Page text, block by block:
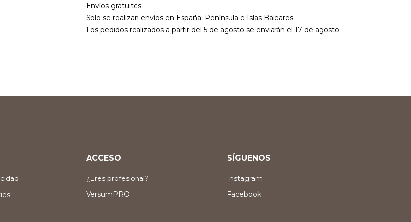
Envíos gratuitos.
Solo se realizan envíos en España: Península e Islas Baleares.
Los pedidos realizados a partir del 5 de agosto se enviarán el 17 de agosto.
ACCESO
¿Eres profesional?
VersumPRO
SÍGUENOS
Instagram
Facebook